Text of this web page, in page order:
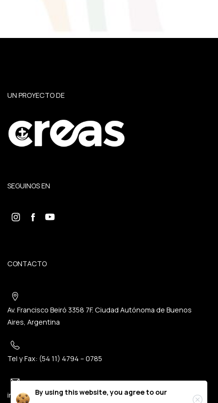
UN PROYECTO DE
SEGUINOS EN
CONTACTO
Av. Francisco Beiró 3358 7F. Ciudad Autónoma de Buenos
Aires, Argentina
Tel y Fax: (54 11) 4794 – 0785
info@creas.orgBy using this website, you agree to our